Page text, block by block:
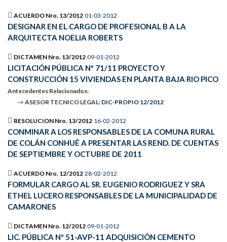
ACUERDO Nro. 13/2012 01-03-2012
DESIGNAR EN EL CARGO DE PROFESIONAL B A LA
ARQUITECTA NOELIA ROBERTS
DICTAMEN Nro. 13/2012 09-01-2012
LICITACIÓN PÚBLICA Nº 71/11 PROYECTO Y
CONSTRUCCIÓN 15 VIVIENDAS EN PLANTA BAJA RIO PICO
Antecedentes Relacionados:
-> ASESOR TECNICO LEGAL: DIC-PROPIO 12/2012
RESOLUCION Nro. 13/2012 16-02-2012
CONMINAR A LOS RESPONSABLES DE LA COMUNA RURAL
DE COLÁN CONHUÉ A PRESENTAR LAS REND. DE CUENTAS
DE SEPTIEMBRE Y OCTUBRE DE 2011
ACUERDO Nro. 12/2012 28-02-2012
FORMULAR CARGO AL SR. EUGENIO RODRIGUEZ Y SRA
ETHEL LUCERO RESPONSABLES DE LA MUNICIPALIDAD DE
CAMARONES
DICTAMEN Nro. 12/2012 09-01-2012
LIC. PÚBLICA Nº 51-AVP-11 ADQUISICIÓN CEMENTO